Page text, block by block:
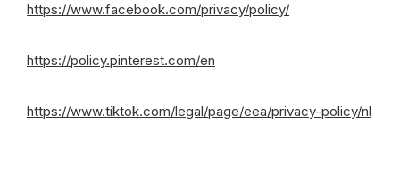
https://www.facebook.com/privacy/policy/
https://policy.pinterest.com/en
https://www.tiktok.com/legal/page/eea/privacy-policy/nl